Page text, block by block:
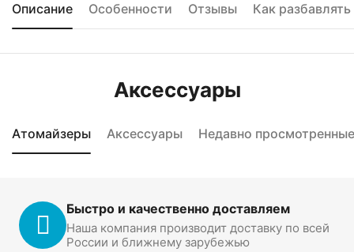
Описание Особенности Отзывы Как
Аксессуары
Атомайзеры Аксессуары Недавно просмотренные
Быстро и качественно доставляем
Наша компания производит доставку по всей
России и ближнему зарубежью